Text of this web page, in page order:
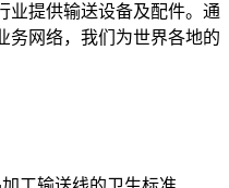
业提供输送设备及配件。通
务网络，我们为世界各地的